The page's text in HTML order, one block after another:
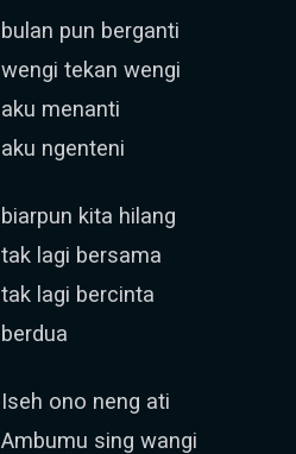
bulan pun berganti
wengi tekan wengi
aku menanti
aku ngenteni
biarpun kita hilang
tak lagi bersama
tak lagi bercinta
berdua
Iseh ono neng ati
Ambumu sing wangi